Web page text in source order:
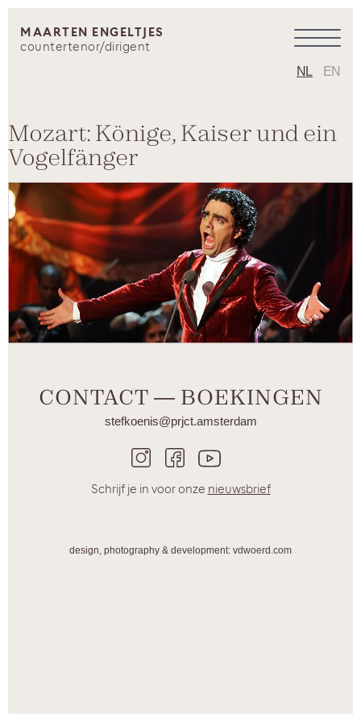
MAARTEN ENGELTJES
countertenor/dirigent
NL EN
Mozart: Könige, Kaiser und ein
Vogelfänger
CONTACT ― BOEKINGEN
stefkoenis@prjct.amsterdam
Schrijf je in voor onze nieuwsbrief
design, photography & development: vdwoerd.com